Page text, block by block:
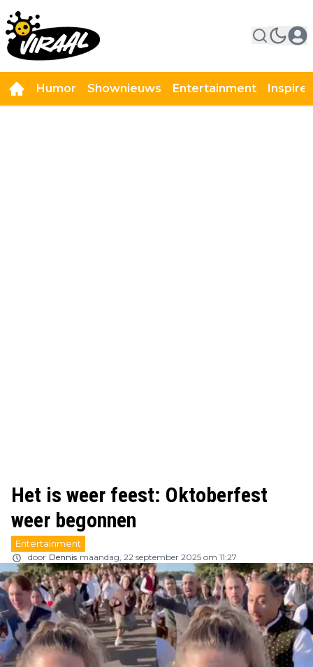
Humor Shownieuws Entertainment
Het is weer feest: Oktoberfest
weer begonnen
Entertainment
door Dennis maandag, 22 september 2025 om 11:27